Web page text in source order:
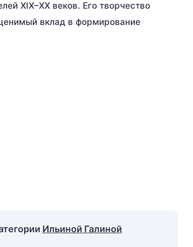
XIX–XX веков. Его творчество
вклад в формирование
Ильиной Галиной